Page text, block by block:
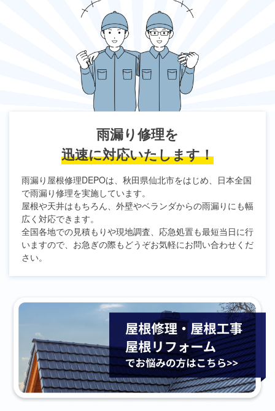
雨漏り修理を
迅速に対応いたします！
雨漏り屋根修理DEPOは、秋田県仙北市をはじめ、日本全国
で雨漏り修理を実施しています。
屋根や天井はもちろん、外壁やベランダからの雨漏りにも幅
広く対応できます。
全国各地での見積もりや現地調査、応急処置も最短当日に行
いますので、お急ぎの際もどうぞお気軽にお問い合わせくだ
さい。